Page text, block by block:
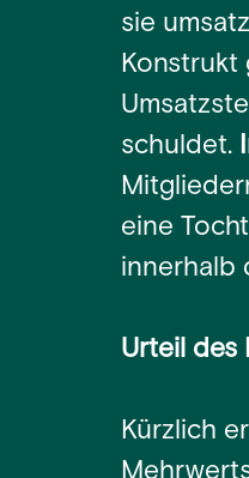
sie
Konstrukt
schuldet.
eine
innerhalb
Urteil des
Kürzlich